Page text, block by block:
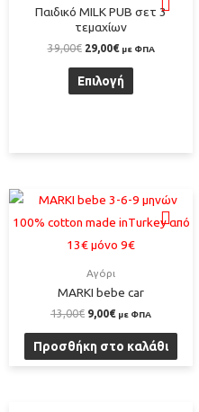
Παιδικό MILK PUB σετ 3
τεμαχίων
39,00€ 29,00€ με ΦΠΑ
Επιλογή
Αγόρι
MARKI bebe car
13,00€ 9,00€ με ΦΠΑ
Προσθήκη στο καλάθι